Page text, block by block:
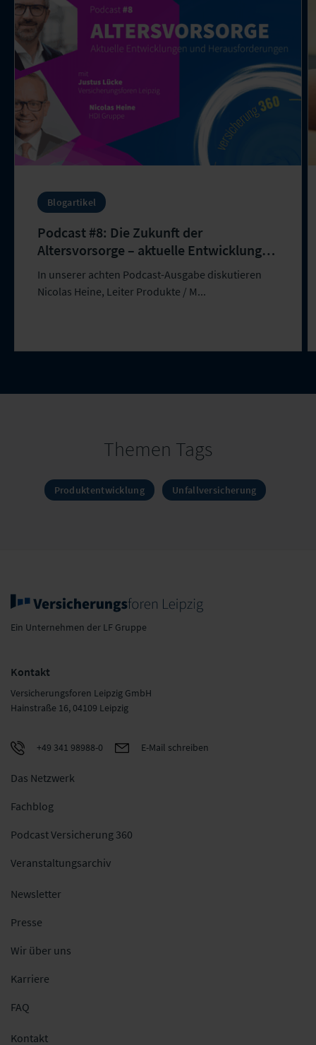
Blogartikel
Podcast #8: Die Zukunft der
Altersvorsorge – aktuelle Entwicklungen
und Herausforderungen
In unserer achten Podcast-Ausgabe diskutieren
Nicolas Heine, Leiter Produkte / M...
Themen Tags
Produktentwicklung Unfallversicherung
Ein Unternehmen der LF Gruppe
Kontakt
Versicherungsforen Leipzig GmbH
Hainstraße 16, 04109 Leipzig
+49 341 98988-0 E-Mail schreiben
Das Netzwerk
Fachblog
Podcast Versicherung 360
Veranstaltungsarchiv
Newsletter
Presse
Wir über uns
Karriere
FAQ
Kontakt